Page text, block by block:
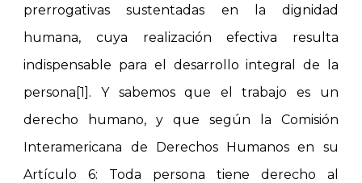
prerrogativas sustentadas en la dignidad
humana, cuya realización efectiva resulta
indispensable para el desarrollo integral de la
persona[1]. Y sabemos que el trabajo es un
derecho humano, y que según la Comisión
Interamericana de Derechos Humanos en su
Artículo 6: Toda persona tiene derecho al